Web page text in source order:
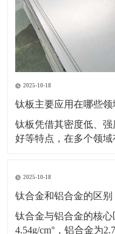
2025-10-18
钛板主要应用在哪些领
钛板凭借其密度低、
好等特点，在多个领
机匣）、火箭壳体、航
需求突出，可降低飞行
力。能耐受高
2025-10-18
钛合金和铝合金的区别
钛合金与铝合金的核心
4.54g/cm°，铝合金为